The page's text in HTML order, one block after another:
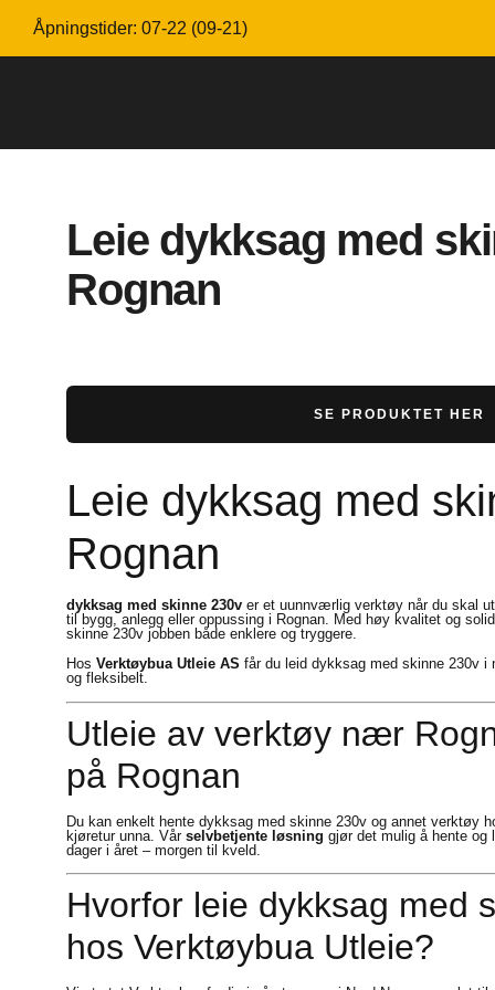
Åpningstider: 07-22 (09-21)
Leie dykksag med
Rognan
SE PRODUKTET HER
Leie dykksag med
Rognan
dykksag med skinne 230v er et uunnværlig verktøy når du skal
til bygg, anlegg eller oppussing i Rognan. Med høy kvalitet og
skinne 230v jobben både enklere og tryggere.
Hos Verktøybua Utleie AS får du leid dykksag med skinne 230v
og fleksibelt.
Utleie av verktøy nær
på Rognan
Du kan enkelt hente dykksag med skinne 230v og annet verktøy
kjøretur unna. Vår selvbetjente løsning gjør det mulig å hente og
dager i året – morgen til kveld.
Hvorfor leie dykksag med
hos Verktøybua Utleie?